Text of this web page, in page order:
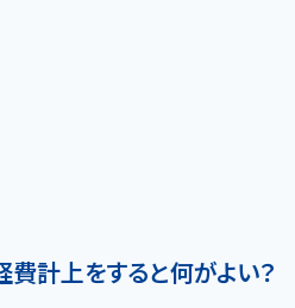
タマーハラスメントに関する基本方針
計上をすると何がよい？